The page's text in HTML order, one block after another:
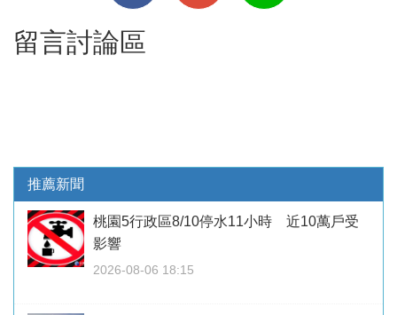
留言討論區
推薦新聞
桃園5行政區8/10停水11小時 近10萬戶受
影響
2026-08-06 18:15